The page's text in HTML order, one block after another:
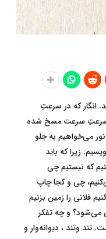
انگار که در سرعتِ
سرعتِ سرعت مسخ شده
نور می‌خواهیم به جلو
زیرا که باید
که نیستیم چی
چی و کجا چاپ
فلانی را زمین بزنیم
می‌شود؟ و چه تفکر
وتند ، دیوانه‌وار و